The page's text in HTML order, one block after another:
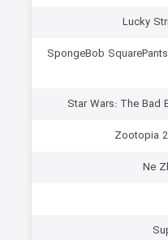
دانلود فصل پانزدهم باب اسفنجی SpongeBob SquarePants